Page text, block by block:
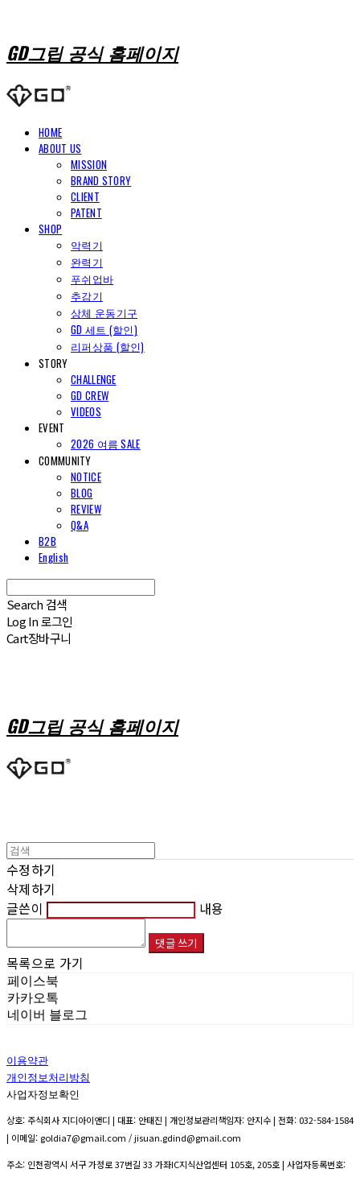
GD그립 공식 홈페이지
HOME
ABOUT US
MISSION
BRAND STORY
CLIENT
PATENT
SHOP
악력기
완력기
푸쉬업바
추감기
상체 운동기구
GD 세트 (할인)
리퍼상품 (할인)
STORY
CHALLENGE
GD CREW
VIDEOS
EVENT
2026 여름 SALE
COMMUNITY
NOTICE
BLOG
REVIEW
Q&A
B2B
English
Search 검색
Log In로그인
Cart장바구니
GD그립 공식 홈페이지
수정하기
삭제하기
글쓴이
내용
댓글 쓰기
목록으로 가기
페이스북
카카오톡
네이버 블로그
이용약관
개인정보처리방침
사업자정보확인
상호: 주식회사 지디아이앤디 | 대표: 안태진 | 개인정보관리책임자: 안지수 | 전화: 032-584-1584
| 이메일: goldia7@gmail.com / jisuan.gdind@gmail.com
주소: 인천광역시 서구 가정로 37번길 33 가좌IC지식산업센터 105호, 205호 | 사업자등록번호: